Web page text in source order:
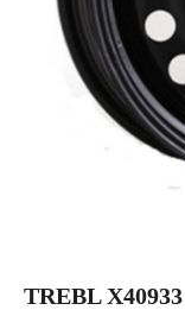
TREBL